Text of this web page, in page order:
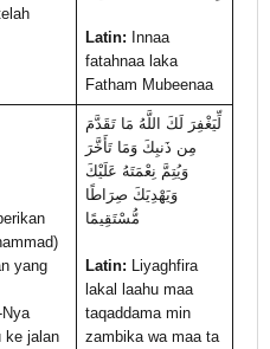
Latin: Innaa
fatahnaa laka
Fatham Mubeenaa
yang
ke jalan
لِّيَغْفِرَ لَكَ اللَّهُ مَا تَقَدَّمَ
مِن ذَنبِكَ وَمَا تَأَخَّرَ
وَيُتِمَّ نِعْمَتَهُ عَلَيْكَ
وَيَهْدِيَكَ صِرَاطًا
مُّسْتَقِيمًا
Latin: Liyaghfira
lakal laahu maa
taqaddama min
zambika wa maa ta